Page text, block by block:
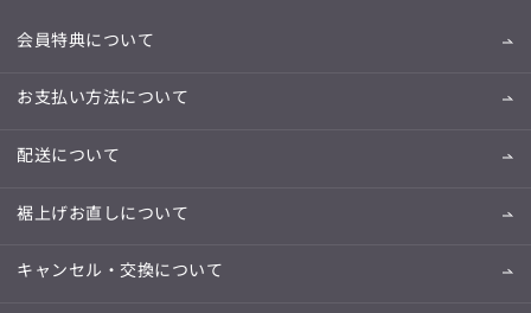
会員特典について
お支払い方法について
配送について
裾上げお直しについて
キャンセル・交換について